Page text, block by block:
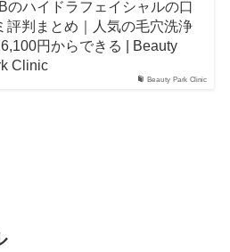
Beauty Park Clinic
のハイドラフェイシャルの口
評判まとめ｜人気の毛穴洗浄
円からできる | Beauty
Clinic